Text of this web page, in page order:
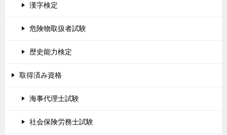
漢字検定
危険物取扱者試験
歴史能力検定
取得済み資格
海事代理士試験
社会保険労務士試験